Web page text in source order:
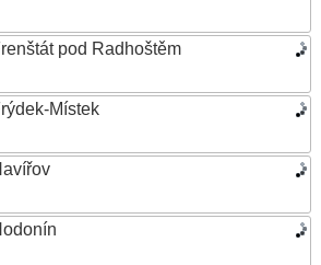
pod Radhoštěm
Místek